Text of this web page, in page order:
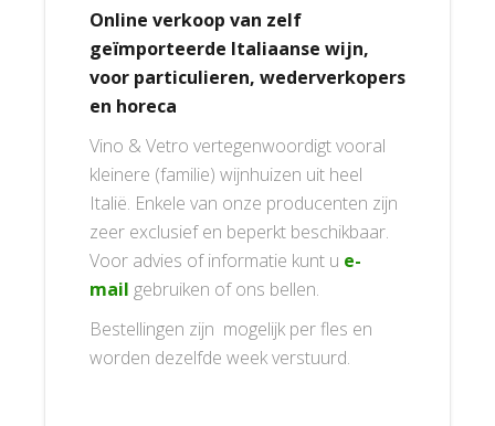
Online verkoop van zelf
geïmporteerde Italiaanse wijn,
voor particulieren, wederverkopers
en horeca
Vino & Vetro vertegenwoordigt vooral
kleinere (familie) wijnhuizen uit heel
Italië. Enkele van onze producenten zijn
zeer exclusief en beperkt beschikbaar.
Voor advies of informatie kunt u e-
mail gebruiken of ons bellen.
Bestellingen zijn mogelijk per fles en
worden dezelfde week verstuurd.